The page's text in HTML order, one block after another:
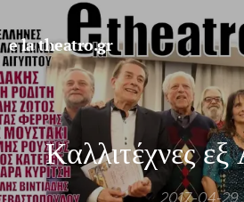
e la theatro.gr
Καλλιτέχνες
2017-04-29